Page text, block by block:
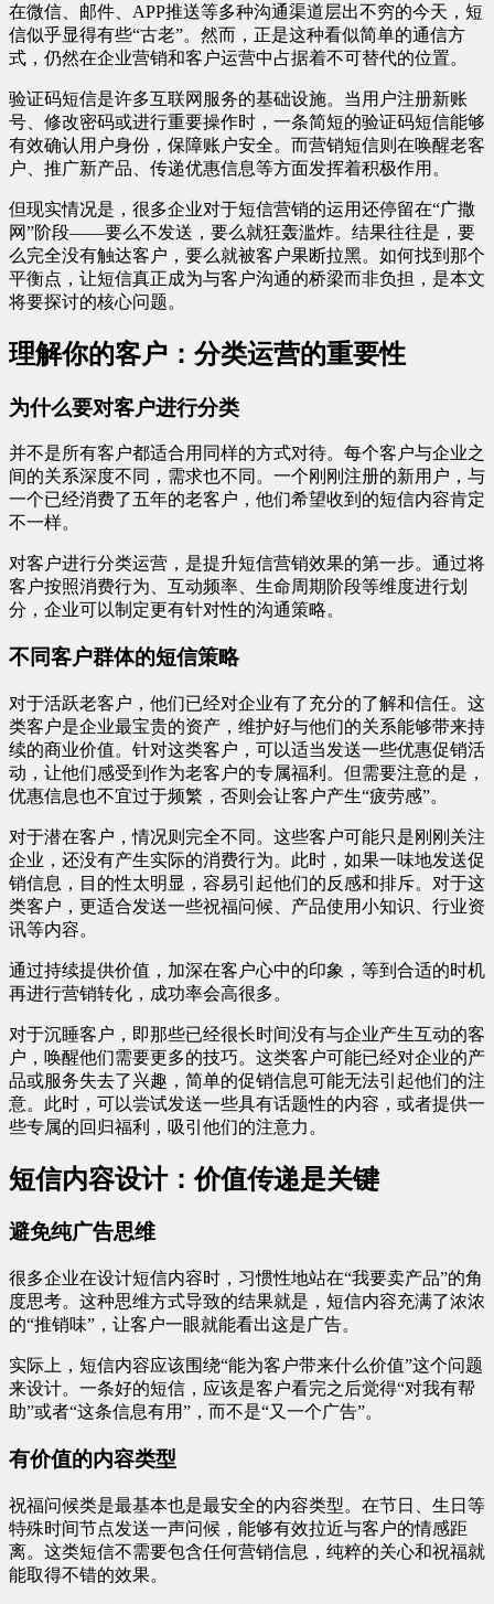
在微信、邮件、APP推送等多种沟通渠道层出不穷的今天，短
信似乎显得有些“古老”。然而，正是这种看似简单的通信方
式，仍然在企业营销和客户运营中占据着不可替代的位置。
验证码短信是许多互联网服务的基础设施。当用户注册新账
号、修改密码或进行重要操作时，一条简短的验证码短信能够
有效确认用户身份，保障账户安全。而营销短信则在唤醒老客
户、推广新产品、传递优惠信息等方面发挥着积极作用。
但现实情况是，很多企业对于短信营销的运用还停留在“广撒
网”阶段——要么不发送，要么就狂轰滥炸。结果往往是，要
么完全没有触达客户，要么就被客户果断拉黑。如何找到那个
平衡点，让短信真正成为与客户沟通的桥梁而非负担，是本文
将要探讨的核心问题。
理解你的客户：分类运营的重要性
为什么要对客户进行分类
并不是所有客户都适合用同样的方式对待。每个客户与企业之
间的关系深度不同，需求也不同。一个刚刚注册的新用户，与
一个已经消费了五年的老客户，他们希望收到的短信内容肯定
不一样。
对客户进行分类运营，是提升短信营销效果的第一步。通过将
客户按照消费行为、互动频率、生命周期阶段等维度进行划
分，企业可以制定更有针对性的沟通策略。
不同客户群体的短信策略
对于活跃老客户，他们已经对企业有了充分的了解和信任。这
类客户是企业最宝贵的资产，维护好与他们的关系能够带来持
续的商业价值。针对这类客户，可以适当发送一些优惠促销活
动，让他们感受到作为老客户的专属福利。但需要注意的是，
优惠信息也不宜过于频繁，否则会让客户产生“疲劳感”。
对于潜在客户，情况则完全不同。这些客户可能只是刚刚关注
企业，还没有产生实际的消费行为。此时，如果一味地发送促
销信息，目的性太明显，容易引起他们的反感和排斥。对于这
类客户，更适合发送一些祝福问候、产品使用小知识、行业资
讯等内容。
通过持续提供价值，加深在客户心中的印象，等到合适的时机
再进行营销转化，成功率会高很多。
对于沉睡客户，即那些已经很长时间没有与企业产生互动的客
户，唤醒他们需要更多的技巧。这类客户可能已经对企业的产
品或服务失去了兴趣，简单的促销信息可能无法引起他们的注
意。此时，可以尝试发送一些具有话题性的内容，或者提供一
些专属的回归福利，吸引他们的注意力。
短信内容设计：价值传递是关键
避免纯广告思维
很多企业在设计短信内容时，习惯性地站在“我要卖产品”的角
度思考。这种思维方式导致的结果就是，短信内容充满了浓浓
的“推销味”，让客户一眼就能看出这是广告。
实际上，短信内容应该围绕“能为客户带来什么价值”这个问题
来设计。一条好的短信，应该是客户看完之后觉得“对我有帮
助”或者“这条信息有用”，而不是“又一个广告”。
有价值的内容类型
祝福问候类是最基本也是最安全的内容类型。在节日、生日等
特殊时间节点发送一声问候，能够有效拉近与客户的情感距
离。这类短信不需要包含任何营销信息，纯粹的关心和祝福就
能取得不错的效果。